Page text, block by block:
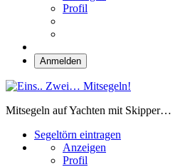
Profil
Anmelden
Mitsegeln auf Yachten mit Skipper…
Segeltörn eintragen
Anzeigen
Profil